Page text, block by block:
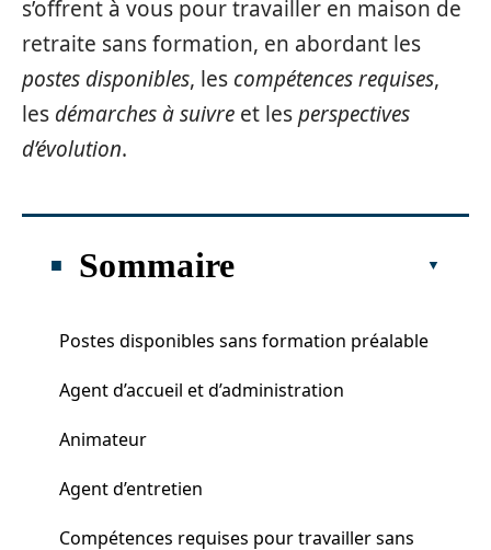
s’offrent à vous pour travailler en maison de
retraite sans formation, en abordant les
postes disponibles, les compétences requises,
les démarches à suivre et lesperspectives
d’évolution.
Sommaire
Postes disponibles sans formation préalable
Agent d’accueil et d’administration
Animateur
Agent d’entretien
Compétences requises pour travailler sans